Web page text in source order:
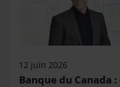
12 juin 2026
Banque du Canada